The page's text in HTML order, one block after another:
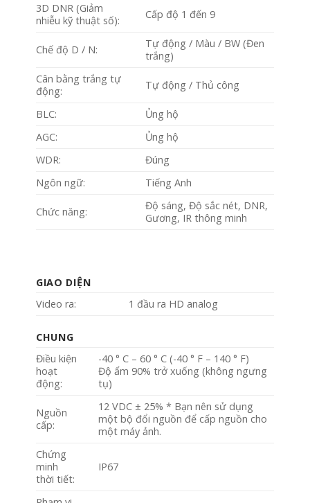
3D DNR (Giảm
nhiễu kỹ thuật số):
Cấp độ 1 đến 9
Chế độ D / N:
Tự động / Màu / BW (Đen
trắng)
Cân bằng trắng tự
động:
Tự động / Thủ công
BLC:
Ủng hộ
AGC:
Ủng hộ
WDR:
Đúng
Ngôn ngữ:
Tiếng Anh
Chức năng:
Độ sáng, Độ sắc nét, DNR,
Gương, IR thông minh
GIAO DIỆN
Video ra:
1 đầu ra HD analog
CHUNG
Điều kiện
hoạt
động:
-40 ° C – 60 ° C (-40 ° F – 140 ° F)
Độ ẩm 90% trở xuống (không ngưng
tụ)
Nguồn
cấp:
12 VDC ± 25% * Bạn nên sử dụng
một bộ đổi nguồn để cấp nguồn cho
một máy ảnh.
Chứng
minh
thời tiết:
IP67